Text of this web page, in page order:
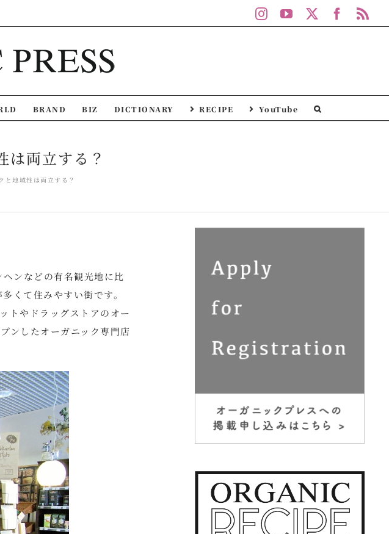
InstagramYouTube
BRAND BIZ DICTIONARY RECIPE YouTube
は両立する？
と地域性は両立する？
ンなどの有名観光地に比
くて住みやすい街です。
トやドラッグストアのオー
ンしたオーガニック専門店